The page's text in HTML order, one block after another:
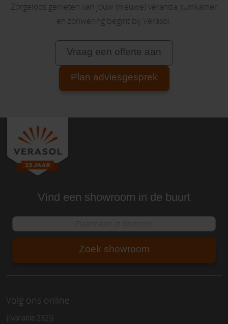
Zorgeloos genieten van jouw (nieuwe) veranda, tuinkamer
en zonwering begint bij Verasol.
Vraag een offerte aan
Plan adviesgesprek
Vind een showroom in de buurt
Zoek showroom
Volg ons online
{{variable:232}}